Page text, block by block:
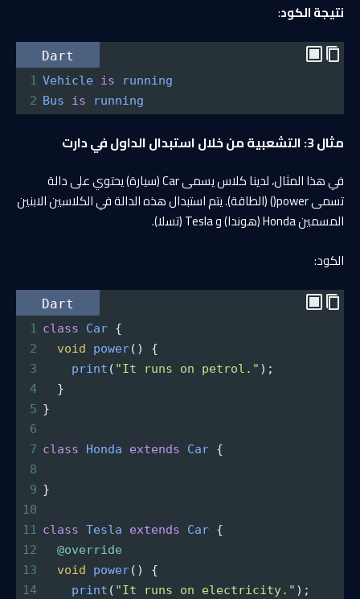
نتيجة الكود:
Dart
1 Vehicle is
running
2 Bus is running
مثال 3: التشعبية من خلال استبدال الداول في دارت
في هذا المثال، لدينا كلاس يسمى Car (سيارة) يحتوي على دالة
تسمى power() (الطاقة). يتم استبدال هذه الدالة في الكلاسين الابنين
المسمين Honda (هوندا) و Tesla (تسلا).
الكود:
Dart
1 class Car {
2
void power() {
3
print ( "It runs on petrol." );
4
  }
5 }
6
7 class Honda extends Car {
8
9 }
10
11 class Tesla extends Car {
12
@override
13
void power() {
14
print ( "It runs on electricity." );